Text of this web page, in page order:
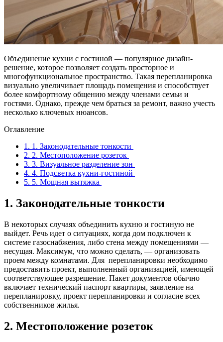
Объединение кухни с гостиной — популярное дизайн-
решение, которое позволяет создать просторное и
многофункциональное пространство. Такая перепланировка
визуально увеличивает площадь помещения и способствует
более комфортному общению между членами семьи и
гостями. Однако, прежде чем браться за ремонт, важно учесть
несколько ключевых нюансов.
Оглавление
1. 1. Законодательные тонкости
2. 2. Местоположение розеток
3. 3. Визуальное разделение зон
4. 4. Подсветка кухни-гостиной
5. 5. Мощная вытяжка
1. Законодательные тонкости
В некоторых случаях объединить кухню и гостиную не
выйдет. Речь идет о ситуациях, когда дом подключен к
системе газоснабжения, либо стена между помещениями —
несущая. Максимум, что можно сделать, — организовать
проем между комнатами. Для перепланировки необходимо
предоставить проект, выполненный организацией, имеющей
соответствующее разрешение. Пакет документов обычно
включает технический паспорт квартиры, заявление на
перепланировку, проект перепланировки и согласие всех
собственников жилья.
2. Местоположение розеток